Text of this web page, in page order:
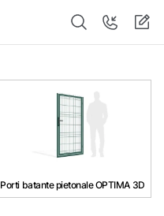
Porti batante pietonale OPTIMA 3D